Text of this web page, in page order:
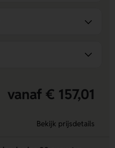
vanaf € 157,01
Bekijk prijsdetails